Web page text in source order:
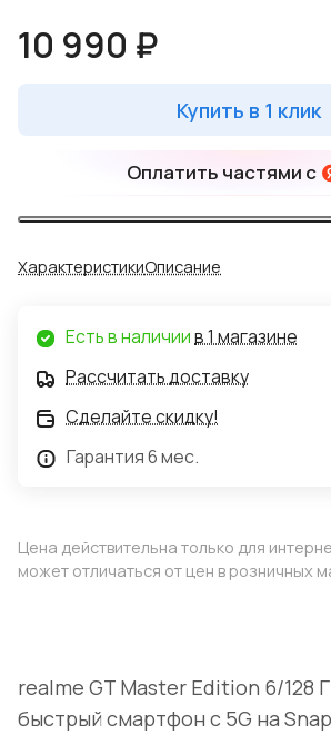
10 990 ₽
Купить в 1 клик
Оплатить частями с
ХарактеристикиОписание
Есть в наличиив 1 магазине
Рассчитать доставку
Сделайте скидку!
Гарантия 6 мес.
Цена действительна только для
может отличаться от цен в розничных
realme GT Master Edition 6/128
быстрый смартфон с 5G на